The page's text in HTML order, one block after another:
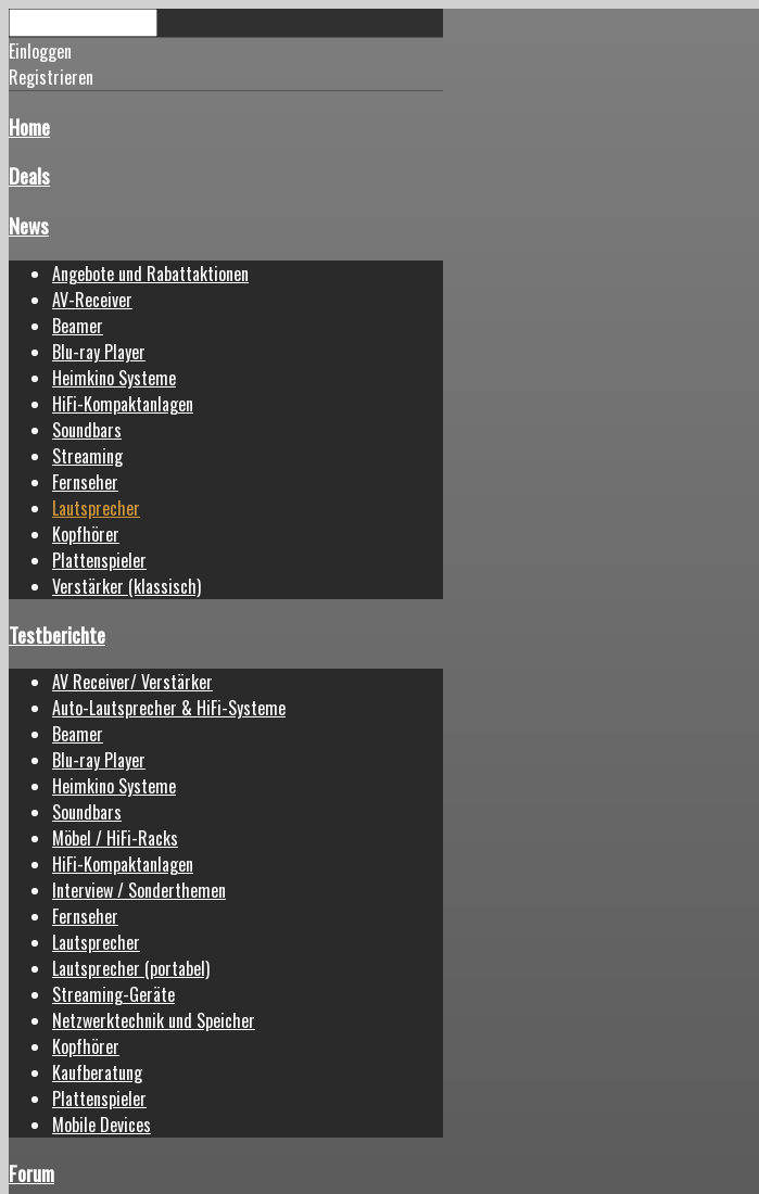
Einloggen
Registrieren
Home
Deals
News
Angebote und Rabattaktionen
AV-Receiver
Beamer
Blu-ray Player
Heimkino Systeme
HiFi-Kompaktanlagen
Soundbars
Streaming
Fernseher
Lautsprecher
Kopfhörer
Plattenspieler
Verstärker (klassisch)
Testberichte
AV Receiver/ Verstärker
Auto-Lautsprecher & HiFi-Systeme
Beamer
Blu-ray Player
Heimkino Systeme
Soundbars
Möbel / HiFi-Racks
HiFi-Kompaktanlagen
Interview / Sonderthemen
Fernseher
Lautsprecher
Lautsprecher (portabel)
Streaming-Geräte
Netzwerktechnik und Speicher
Kopfhörer
Kaufberatung
Plattenspieler
Mobile Devices
Forum